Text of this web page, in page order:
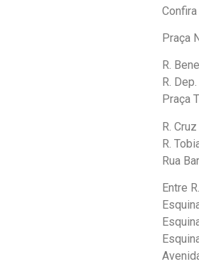
Praça
R.
R.
Praça
R.
R.
Rua
Entre